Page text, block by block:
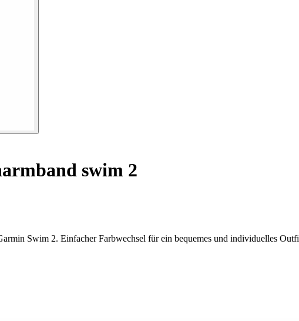
swim 2
Swim 2. Einfacher Farbwechsel für ein bequemes und individuelles